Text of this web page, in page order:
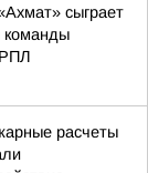
сыграет
команды
РПЛ
расчеты